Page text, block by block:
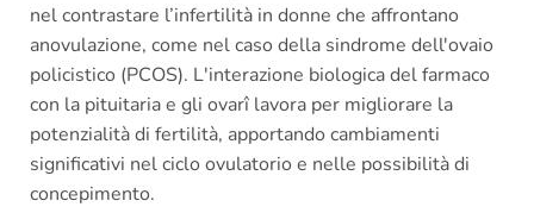
nel contrastare l’infertilità in donne che affrontano
anovulazione, come nel caso della sindrome dell'ovaio
policistico (PCOS). L'interazione biologica del farmaco
con la pituitaria e gli ovarî lavora per migliorare la
potenzialità di fertilità, apportando cambiamenti
significativi nel ciclo ovulatorio e nelle possibilità di
concepimento.